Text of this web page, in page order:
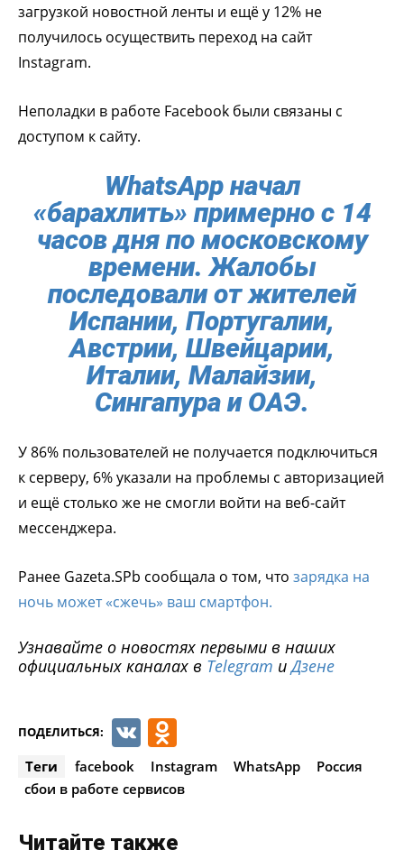
загрузкой новостной ленты и ещё у 12% не
получилось осуществить переход на сайт
Instagram.
Неполадки в работе Facebook были связаны с
доступом к сайту.
WhatsApp начал
«барахлить» примерно с 14
часов дня по московскому
времени. Жалобы
последовали от жителей
Испании, Португалии,
Австрии, Швейцарии,
Италии, Малайзии,
Сингапура и ОАЭ.
У 86% пользователей не получается подключиться
к серверу, 6% указали на проблемы с авторизацией
и ещё столько же не смогли войти на веб-сайт
мессенджера.
Ранее Gazeta.SPb сообщала о том, что зарядка на
ночь может «сжечь» ваш смартфон.
Узнавайте о новостях первыми в наших
официальных каналах в Telegram иДзене
ПОДЕЛИТЬСЯ: VK
Теги facebook Instagram WhatsApp
Россия
сбои в работе сервисов
Читайте также